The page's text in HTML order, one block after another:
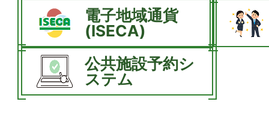
電子地域通貨
(ISECA)
公共施設予約シ
ステム